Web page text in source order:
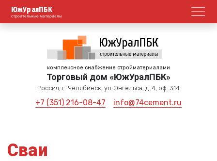
ЮжУралПБК
строительные материалы
комплексное снабжение стройматериалами
Торговый дом «ЮжУралПБК»
Россия, г. Челябинск, ул. Энгельса, д. 4, оф. 314
+7 (351) 216-08-47 info@74cement.ru
Сваи